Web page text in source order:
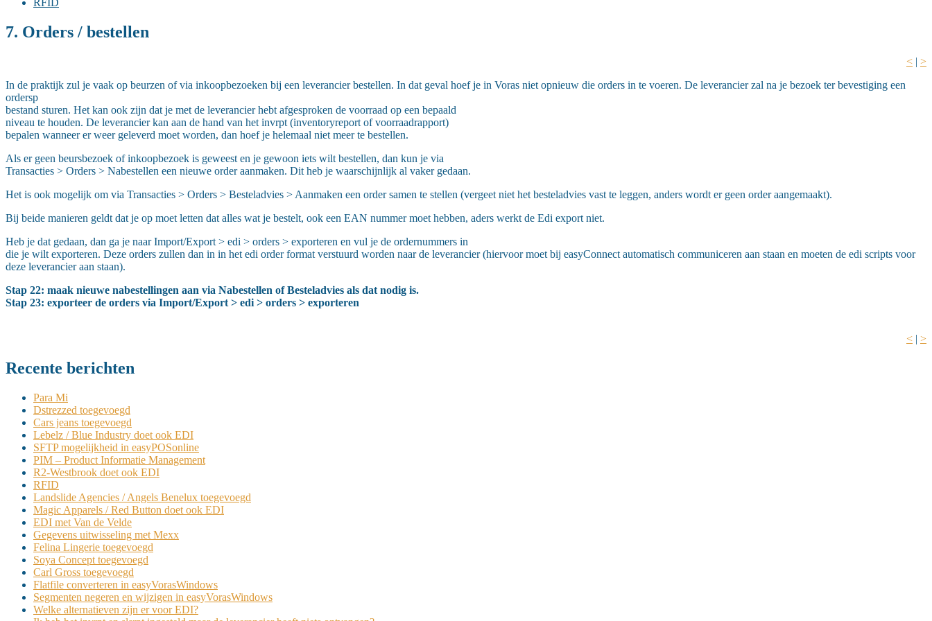
RFID
7. Orders / bestellen
< | >
In de praktijk zul je vaak op beurzen of via inkoopbezoeken bij een leverancier bestellen. In dat geval hoef je in Voras niet opnieuw die orders in te voeren. De leverancier zal na je bezoek ter bevestiging een
ordersp
bestand sturen. Het kan ook zijn dat je met de leverancier hebt afgesproken de voorraad op een bepaald
niveau te houden. De leverancier kan aan de hand van het invrpt (inventoryreport of voorraadrapport)
bepalen wanneer er weer geleverd moet worden, dan hoef je helemaal niet meer te bestellen.
Als er geen beursbezoek of inkoopbezoek is geweest en je gewoon iets wilt bestellen, dan kun je via
Transacties > Orders > Nabestellen een nieuwe order aanmaken. Dit heb je waarschijnlijk al vaker gedaan.
Het is ook mogelijk om via Transacties > Orders > Besteladvies > Aanmaken een order samen te stellen (vergeet niet het besteladvies vast te leggen, anders wordt er geen order aangemaakt).
Bij beide manieren geldt dat je op moet letten dat alles wat je bestelt, ook een EAN nummer moet hebben, aders werkt de Edi export niet.
Heb je dat gedaan, dan ga je naar Import/Export > edi > orders > exporteren en vul je de ordernummers in
die je wilt exporteren. Deze orders zullen dan in in het edi order format verstuurd worden naar de leverancier (hiervoor moet bij easyConnect automatisch communiceren aan staan en moeten de edi scripts voor
deze leverancier aan staan).
Stap 22: maak nieuwe nabestellingen aan via Nabestellen of Besteladvies als dat nodig is.
Stap 23: exporteer de orders via Import/Export > edi > orders > exporteren
< | >
Recente berichten
Para Mi
Dstrezzed toegevoegd
Cars jeans toegevoegd
Lebelz / Blue Industry doet ook EDI
SFTP mogelijkheid in easyPOSonline
PIM – Product Informatie Management
R2-Westbrook doet ook EDI
RFID
Landslide Agencies / Angels Benelux toegevoegd
Magic Apparels / Red Button doet ook EDI
EDI met Van de Velde
Gegevens uitwisseling met Mexx
Felina Lingerie toegevoegd
Soya Concept toegevoegd
Carl Gross toegevoegd
Flatfile converteren in easyVorasWindows
Segmenten negeren en wijzigen in easyVorasWindows
Welke alternatieven zijn er voor EDI?